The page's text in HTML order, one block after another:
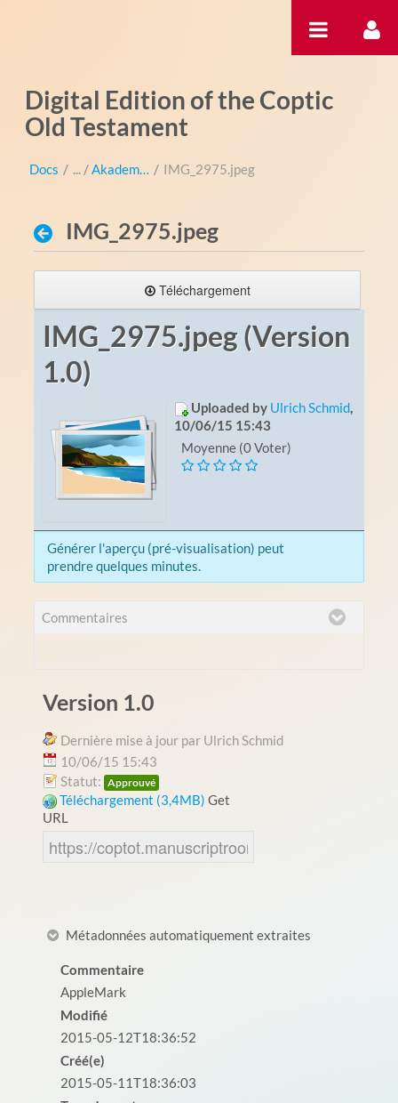
Digital Edition of the Coptic
Old Testament
Docs / Akademientag / IMG_2975.jpeg
IMG_2975.jpeg
Téléchargement
IMG_2975.jpeg (Version
1.0)
Uploaded by Ulrich Schmid,
10/06/15 15:43
Moyenne (0 Voter)
Générer l'aperçu (pré-visualisation) peut
prendre quelques minutes.
Commentaires
Version 1.0
Dernière mise à jour par Ulrich Schmid
10/06/15 15:43
Statut: Approuvé
Téléchargement (3,4MB) Get
URL
Métadonnées automatiquement extraites
Commentaire
AppleMark
Modifié
2015-05-12T18:36:52
Créé(e)
2015-05-11T18:36:03